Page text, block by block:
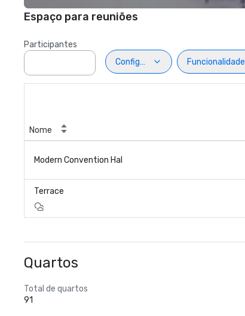
Espaço para reuniões
Participantes
Configuração
Funcionalidade
Nome
Modern Convention Hal
Terrace
Quartos
Total de quartos
91